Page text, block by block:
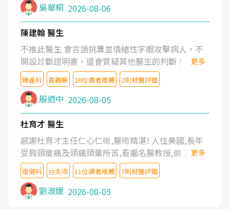
吳華桐 2026-08-06
陳建翰 醫生
不推此醫生 會言語挑釁並情緒性字眼攻擊病人，不
開設診斷證明書，還會質疑其他醫生的判斷！
更多
婦產科 嘉義縣 20位讀者推薦 2則就醫評鑑
殷迺中 2026-08-05
杜育才 醫生
感謝杜育才主任仁心仁術,醫術精湛! 人住美國,長年
受肩頸痠痛及頭痛頭暈所苦,看遍名醫教授,做了各種
檢查,也嘗試過西醫打針,中醫針灸及物理徒手治療都
沒有用,後來連吃到嗎啡類止痛藥都效果有限,只是壓
症狀,沒多久就痛起來,多年失眠嚴重影響生活品質.
台灣親友介紹忠孝醫院杜育才主任是頸頭症候群專
更多
復健科 台北市 11位讀者推薦 7則就醫評鑑
劉淑媛 2026-08-05